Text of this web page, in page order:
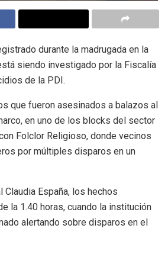
durante la madrugada en la
siendo investigado por la Fiscalía
de la PDI.
que fueron asesinados a balazos al
en uno de los blocks del sector
Folclor Religioso, donde vecinos
por múltiples disparos en un
España, los hechos
la 1.40 horas, cuando la institución
alertando sobre disparos en el